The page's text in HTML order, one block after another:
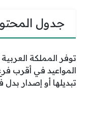
جدول
توفر المملكة
المواعيد في أقرب
تبديلها أو إصدار بدل